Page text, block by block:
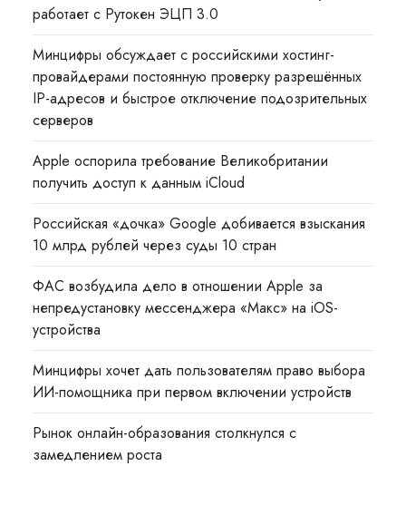
работает с Рутокен ЭЦП 3.0
Минцифры обсуждает с российскими хостинг-
провайдерами постоянную проверку разрешённых
IP-адресов и быстрое отключение подозрительных
серверов
Apple оспорила требование Великобритании
получить доступ к данным iCloud
Российская «дочка» Google добивается взыскания
10 млрд рублей через суды 10 стран
ФАС возбудила дело в отношении Apple за
непредустановку мессенджера «Макс» на iOS-
устройства
Минцифры хочет дать пользователям право выбора
ИИ-помощника при первом включении устройств
Рынок онлайн-образования столкнулся с
замедлением роста